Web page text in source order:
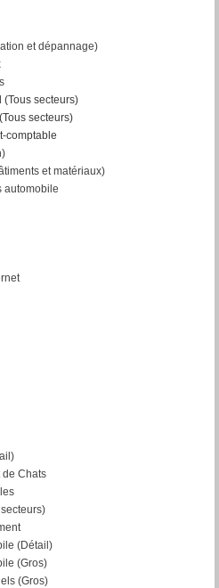
et dépannage)
secteurs)
secteurs)
comptable
et matériaux)
automobile
de Chats
(Détail)
(Gros)
(Gros)